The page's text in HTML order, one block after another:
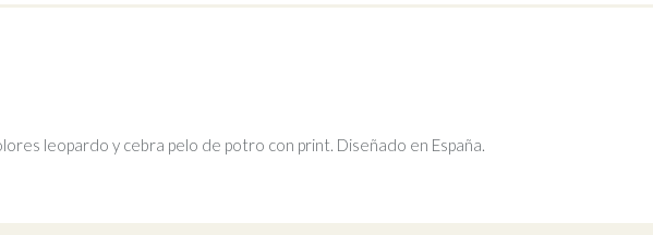
leopardo y cebra pelo de potro con print. Diseñado en España.